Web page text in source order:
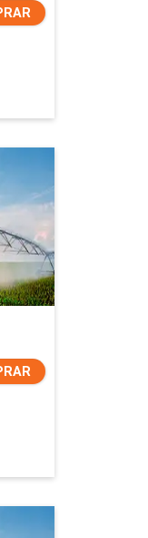
Agora